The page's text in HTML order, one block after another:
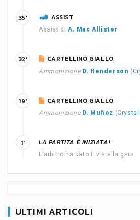
ASSIST
Assist di A. Mac Allister
35'
CARTELLINO GIALLO
Ammonizione D. Henderson (
32'
CARTELLINO GIALLO
Ammonizione D. Muñoz (
19'
LA PARTITA È INIZIATA!
L'arbitro ha dato il via alla gara.
1'
ULTIMI ARTICOLI